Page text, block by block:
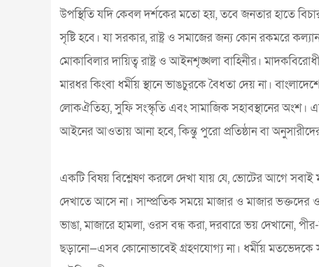
উপস্থিতি যদি কেবল দর্শকের মতো হয়, তবে জনতার হাতে
সৃষ্টি হবে। যা সরকার, রাষ্ট্র ও সমাজের জন্য কোন রকমরে
মোকাবিলার দায়িত্ব রাষ্ট্র ও আইনশৃঙ্খলা বাহিনীর।
মারধর কিংবা ধর্মীয় স্থানে ভাঙচুরকে বৈধতা দেয় না।
লোকঐতিহ্য, সুফি সংস্কৃতি এবং সামাজিক সহাবস্থানের অংশ।
আইনের আওতায় আনা হবে, কিন্তু পুরো প্রতিষ্ঠান বা অনুসারীদের
একটি বিষয় বিশ্লেষণ করলে দেখা যায় যে, ভোটের আগে সবাই
দেখাতে আসে না। সাম্প্রতিক সময়ে মাজার ও মাজার
ভাঙা, মাজারে হামলা, ওরস বন্ধ করা, দরবারে ভয় দেখানো,
ছড়ানো—এসব কোনোভাবেই গ্রহণযোগ্য না। ধর্মীয় মতভেদকে